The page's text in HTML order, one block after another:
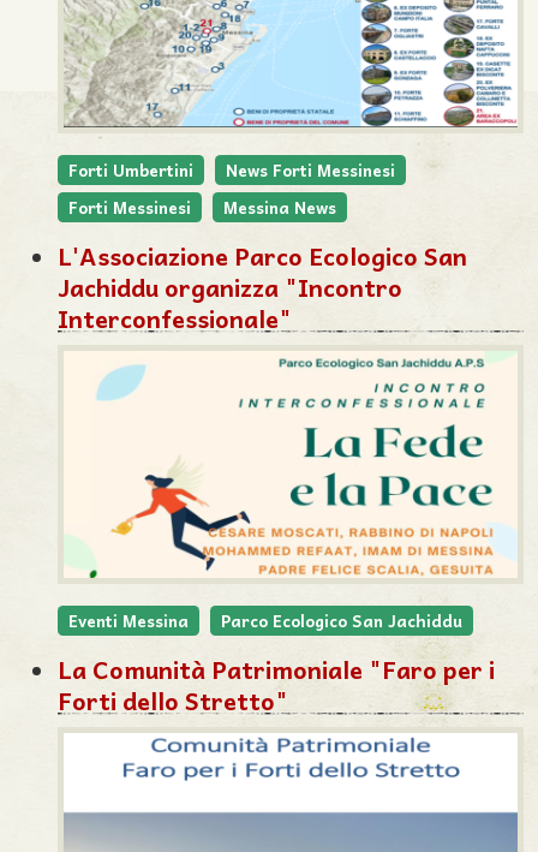
Forti Umbertini
News Forti Messinesi
Forti Messinesi
Messina News
L'Associazione Parco Ecologico San
Jachiddu organizza "Incontro
Interconfessionale"
Eventi Messina Parco Ecologico San Jachiddu
La Comunità Patrimoniale "Faro per i
Forti dello Stretto"